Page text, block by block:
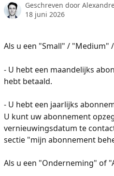
Geschreven door
18 juni 2026
Als u een "Small" / "Medium"
- U hebt een maandelijks
hebt betaald.
- U hebt een jaarlijks
U kunt uw abonnement
vernieuwingsdatum te
sectie "mijn abonnement
Als u een "Onderneming" of